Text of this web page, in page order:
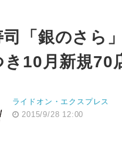
司「銀のさら
き10月新規70
ライドオン・エクスプレス
2015/9/28 12:00